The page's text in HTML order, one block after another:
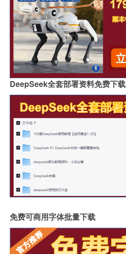
DeepSeek全套部署资料免费下载
免费可商用字体批量下载